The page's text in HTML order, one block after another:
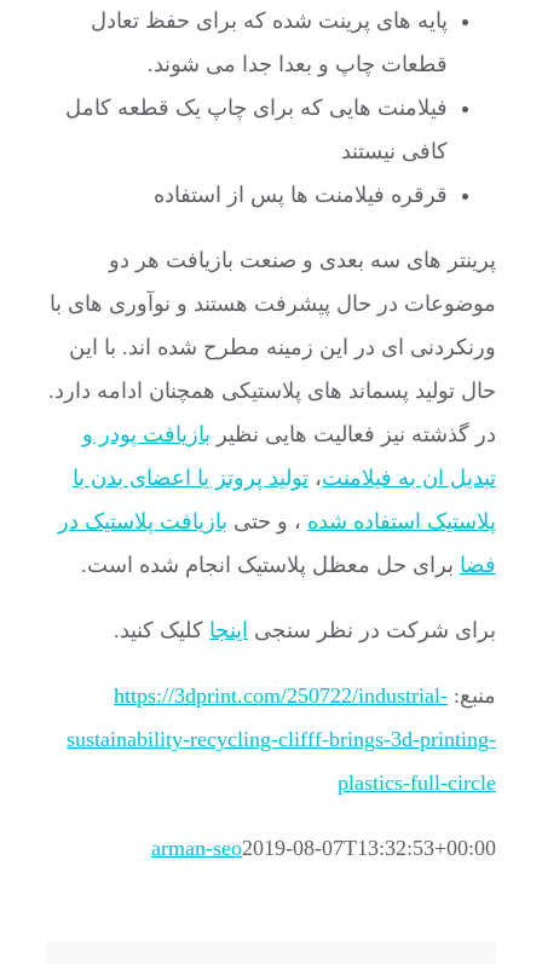
پایه های پرینت شده که برای حفظ تعادل
قطعات چاپ و بعدا جدا می شوند.
فیلامنت هایی که برای چاپ یک قطعه کامل
کافی نیستند
قرقره فیلامنت ها پس از استفاده
پرینتر های سه بعدی و صنعت بازیافت هر دو
موضوعات در حال پیشرفت هستند و نوآوری های با
ورنکردنی ای در این زمینه مطرح شده اند. با این
حال تولید پسماند های پلاستیکی همچنان ادامه دارد.
در گذشته نیز فعالیت هایی نظیر بازیافت پودر و
تبدیل ان به فیلامنت، تولید پروتز یا اعضای بدن با
پلاستیک استفاده شده ، و حتی بازیافت پلاستیک در
فضا برای حل معظل پلاستیک انجام شده است.
برای شرکت در نظر سنجی اینجا کلیک کنید.
منبع: https://3dprint.com/250722/industrial-
sustainability-recycling-clifff-brings-3d-printing-
plastics-full-circle
arman-seo2019-08-07T13:32:53+00:00